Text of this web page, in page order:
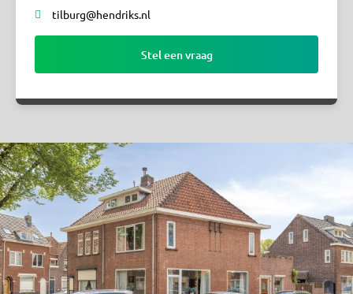
tilburg@hendriks.nl
Stel een vraag